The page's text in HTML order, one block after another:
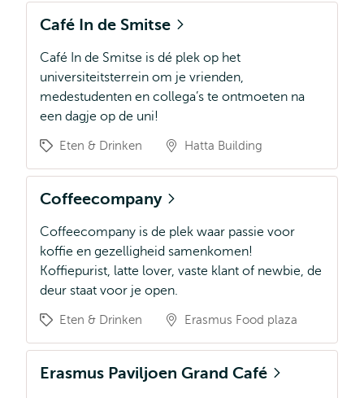
Café In de Smitse
Café In de Smitse is dé plek op het
universiteitsterrein om je vrienden,
medestudenten en collega’s te ontmoeten na
een dagje op de uni!
Eten & Drinken Hatta Building
Coffeecompany
Coffeecompany is de plek waar passie voor
koffie en gezelligheid samenkomen!
Koffiepurist, latte lover, vaste klant of newbie, de
deur staat voor je open.
Eten & Drinken Erasmus Food plaza
Erasmus Paviljoen Grand Café